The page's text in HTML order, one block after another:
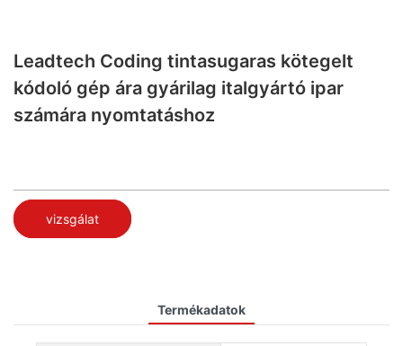
Leadtech Coding tintasugaras kötegelt
kódoló gép ára gyárilag italgyártó ipar
számára nyomtatáshoz
vizsgálat
Termékadatok